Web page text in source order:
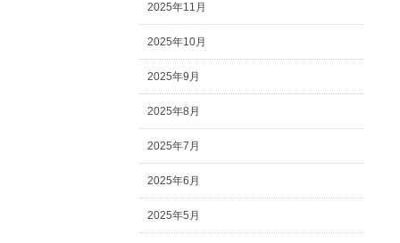
2025年11月
2025年10月
2025年9月
2025年8月
2025年7月
2025年6月
2025年5月